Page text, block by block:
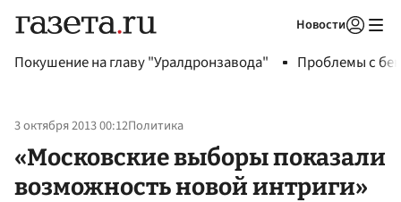
Новости
Покушение на главу "Уралдронзавода" Проблемы с
3 октября 2013 00:12Политика
«Московские выборы показали
возможность новой интриги»